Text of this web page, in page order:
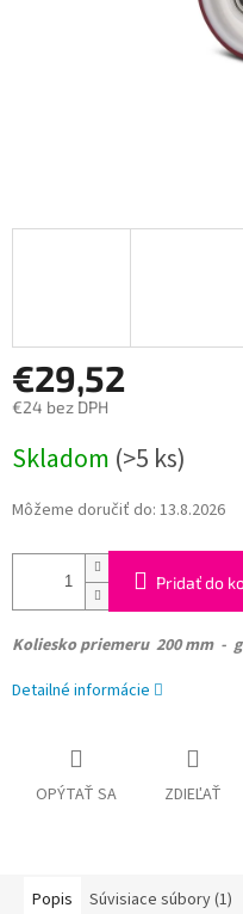
€29,52
€24 bez DPH
cena:
Skladom (>5 ks)
Môžeme doručiť do: 13.8.2026
Pridať do
Kolieskopriemeru 200 mm -
Detailné informácie
OPÝTAŤ SA ZDIEĽAŤ
Popis Súvisiace súbory (1)